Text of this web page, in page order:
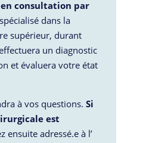
en consultation par
dans la
supérieur, durant
un diagnostic
et évaluera votre état
à vos questions. Si
est
ensuite adressé.e à l’